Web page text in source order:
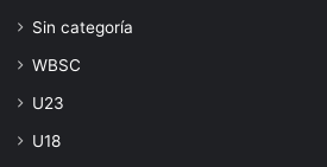
Sin categoría
WBSC
U23
U18